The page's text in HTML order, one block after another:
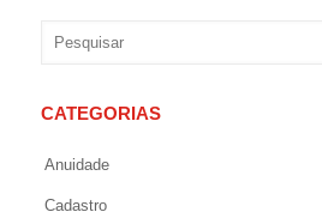
CATEGORIAS
Anuidade
Cadastro